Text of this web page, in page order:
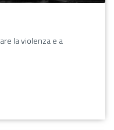
la violenza e a